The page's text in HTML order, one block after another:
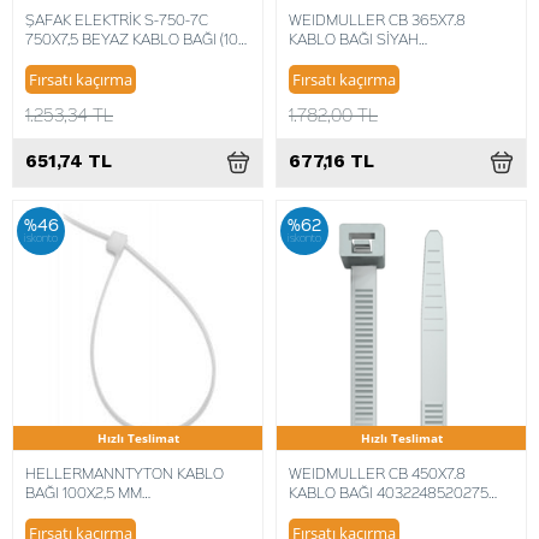
ŞAFAK ELEKTRİK S-750-7C
750X7,5 BEYAZ KABLO BAĞI (100
Fırsatı kaçırma
1.253,34 TL
651,74 TL
WEIDMULLER CB 365X7.8
KABLO BAĞI SİYAH
Fırsatı kaçırma
1.782,00 TL
677,16 TL
%46
iskonto
Hızlı Teslimat
HELLERMANNTYTON KABLO
BAĞI 100X2,5 MM
Fırsatı kaçırma
%62
iskonto
Hızlı Teslimat
WEIDMULLER CB 450X7.8
KABLO BAĞI 4032248520275
Fırsatı kaçırma